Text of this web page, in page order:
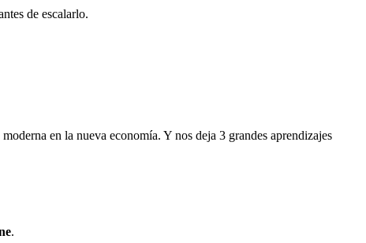
de escalarlo.
en la nueva economía. Y nos deja 3 grandes aprendizajes
.